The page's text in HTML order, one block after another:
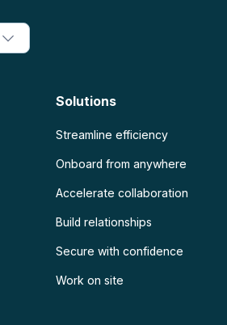
Solutions
Streamline efficiency
Onboard from anywhere
Accelerate collaboration
Build relationships
Secure with confidence
Work on site